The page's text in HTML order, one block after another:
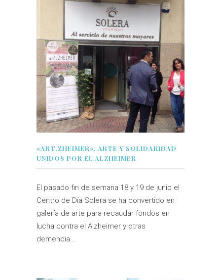
«ART.ZHEIMER», ARTE Y SOLIDARIDAD
UNIDOS POR EL ALZHEIMER
El pasado fin de semana 18 y 19 de junio el
Centro de Día Solera se ha convertido en
galería de arte para recaudar fondos en
lucha contra el Alzheimer y otras
demencia...